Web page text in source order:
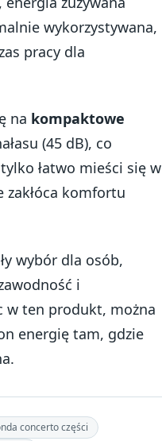
wykorzystywana,
pracy dla
na kompaktowe
(45 dB), co
łatwo mieści się w
zakłóca komfortu
wybór dla osób,
i
w ten produkt, można
energię tam, gdzie
concerto części